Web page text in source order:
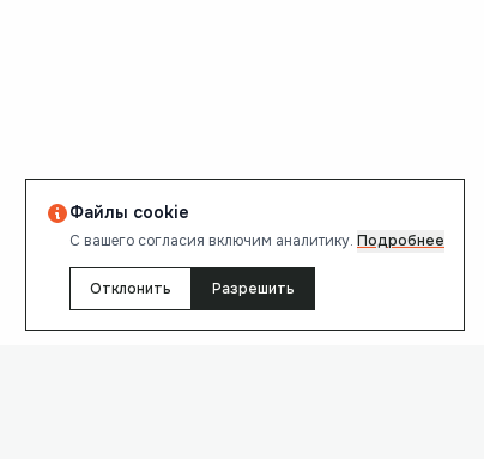
Файлы cookie
С вашего согласия включим аналитику. Подробнее
Отклонить Разрешить